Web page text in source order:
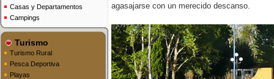
Casas y Departamentos
Campings
Turismo
Turismo Rural
Pesca Deportiva
Playas
agasajarse con un merecido descanso.